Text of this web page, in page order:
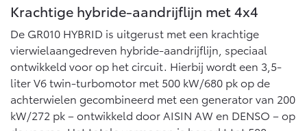
Krachtige hybride-aandrijflijn met 4x4
De GR010 HYBRID is uitgerust met een krachtige
vierwielaangedreven hybride-aandrijflijn, speciaal
ontwikkeld voor op het circuit. Hierbij wordt een 3,5-
liter V6 twin-turbomotor met 500 kW/680 pk op de
achterwielen gecombineerd met een generator van 200
kW/272 pk – ontwikkeld door AISIN AW en DENSO – op